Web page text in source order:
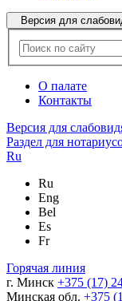
Версия для
О палате
Контакты
Версия для
Раздел для
Ru
Ru
Eng
Bel
Es
Fr
Горячая линия
г. Минск +375 (17)
Минская обл. +375